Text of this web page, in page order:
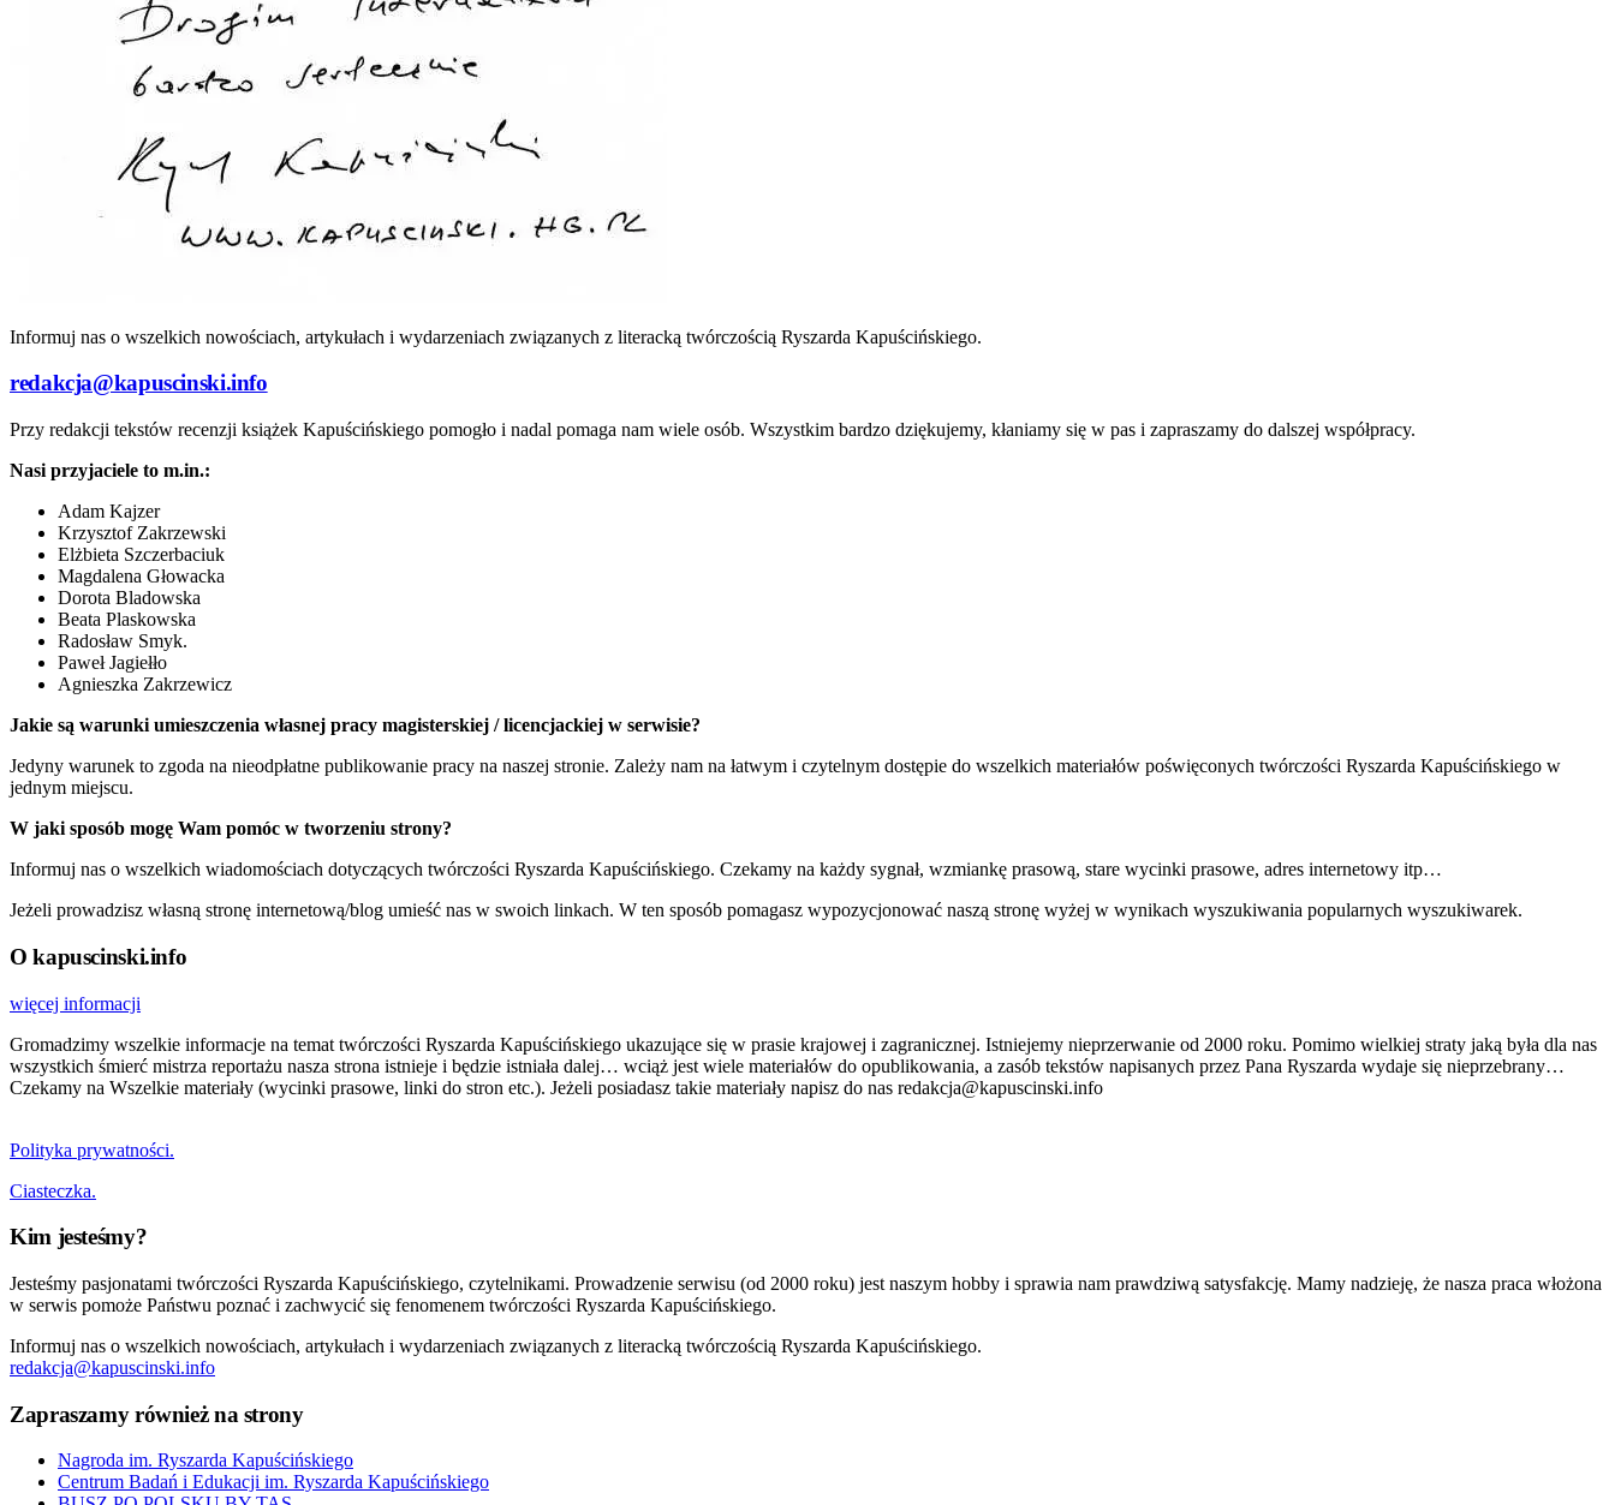
Informuj nas o wszelkich nowościach, artykułach i wydarzeniach związanych z literacką twórczością Ryszarda Kapuścińskiego.
redakcja@kapuscinski.info
Przy redakcji tekstów recenzji książek Kapuścińskiego pomogło i nadal pomaga nam wiele osób. Wszystkim bardzo dziękujemy, kłaniamy się w pas i zapraszamy do dalszej współpracy.
Nasi przyjaciele to m.in.:
Adam Kajzer
Krzysztof Zakrzewski
Elżbieta Szczerbaciuk
Magdalena Głowacka
Dorota Bladowska
Beata Plaskowska
Radosław Smyk.
Paweł Jagiełło
Agnieszka Zakrzewicz
Jakie są warunki umieszczenia własnej pracy magisterskiej / licencjackiej w serwisie?
Jedyny warunek to zgoda na nieodpłatne publikowanie pracy na naszej stronie. Zależy nam na łatwym i czytelnym dostępie do wszelkich materiałów poświęconych twórczości Ryszarda Kapuścińskiego w
jednym miejscu.
W jaki sposób mogę Wam pomóc w tworzeniu strony?
Informuj nas o wszelkich wiadomościach dotyczących twórczości Ryszarda Kapuścińskiego. Czekamy na każdy sygnał, wzmiankę prasową, stare wycinki prasowe, adres internetowy itp…
Jeżeli prowadzisz własną stronę internetową/blog umieść nas w swoich linkach. W ten sposób pomagasz wypozycjonować naszą stronę wyżej w wynikach wyszukiwania popularnych wyszukiwarek.
O kapuscinski.info
więcej informacji
Gromadzimy wszelkie informacje na temat twórczości Ryszarda Kapuścińskiego ukazujące się w prasie krajowej i zagranicznej. Istniejemy nieprzerwanie od 2000 roku. Pomimo wielkiej straty jaką była dla nas
wszystkich śmierć mistrza reportażu nasza strona istnieje i będzie istniała dalej… wciąż jest wiele materiałów do opublikowania, a zasób tekstów napisanych przez Pana Ryszarda wydaje się nieprzebrany…
Czekamy na Wszelkie materiały (wycinki prasowe, linki do stron etc.). Jeżeli posiadasz takie materiały napisz do nas redakcja@kapuscinski.info
Polityka prywatności.
Ciasteczka.
Kim jesteśmy?
Jesteśmy pasjonatami twórczości Ryszarda Kapuścińskiego, czytelnikami. Prowadzenie serwisu (od 2000 roku) jest naszym hobby i sprawia nam prawdziwą satysfakcję. Mamy nadzieję, że nasza praca włożona
w serwis pomoże Państwu poznać i zachwycić się fenomenem twórczości Ryszarda Kapuścińskiego.
Informuj nas o wszelkich nowościach, artykułach i wydarzeniach związanych z literacką twórczością Ryszarda Kapuścińskiego.
redakcja@kapuscinski.info
Zapraszamy również na strony
Nagroda im. Ryszarda Kapuścińskiego
Centrum Badań i Edukacji im. Ryszarda Kapuścińskiego